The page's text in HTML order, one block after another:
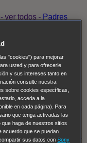
- ver todos - Padres
Salvaje
Am Dawson crece
Cinco en familia
sueño Mr Loverman
Los últimos
Street Cobra Kai
Tom
de Susan Ryeland:
Mentes Criminales:
"cookies") para mejorar
usted y para ofrecerle
y sus intereses tanto en
consulte nuestra
sobre cookies específicas,
acceda a la
en cada página). Para
que tenga activadas las
haga de nuestros sitios
acuerdo que se puedan
sus datos conSony